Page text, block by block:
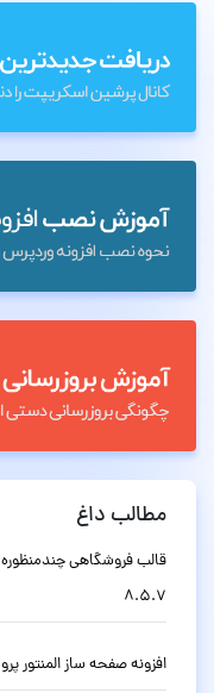
مطالب داغ
8.5.7
افزونه صفحه ساز المنتور پرو Elementor Pro وردپرس نسخه 4.2.1